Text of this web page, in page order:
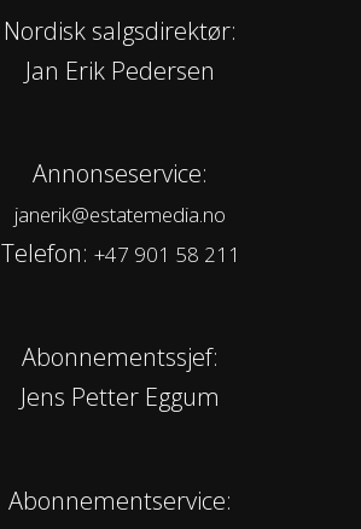
Nordisk salgsdirektør:
Jan Erik Pedersen
Annonseservice:
janerik@estatemedia.no
Telefon: +47 901 58 211
Abonnementssjef:
Jens Petter Eggum
Abonnementservice: